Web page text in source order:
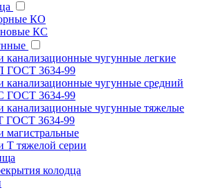
КО
КС
канализационные чугунные легкие
ГОСТ 3634-99
канализационные чугунные средний
ГОСТ 3634-99
канализационные чугунные тяжелые
ГОСТ 3634-99
магистральные
Т тяжелой серии
колодца